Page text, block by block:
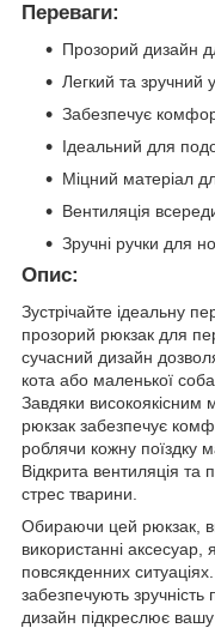
Переваги:
Прозорий дизайн
Легкий та зручний
Забезпечує
Ідеальний для
Міцний матеріал
Вентиляція
Зручні ручки для
Опис:
Зустрічайте ідеальну
прозорий рюкзак для
сучасний дизайн
кота або маленької
Завдяки високоякісним
рюкзак забезпечує
роблячи кожну поїздку
Відкрита вентиляція
стрес тварини.
Обираючи цей рюкзак,
використанні
повсякденних
забезпечують
дизайн підкреслює вашу